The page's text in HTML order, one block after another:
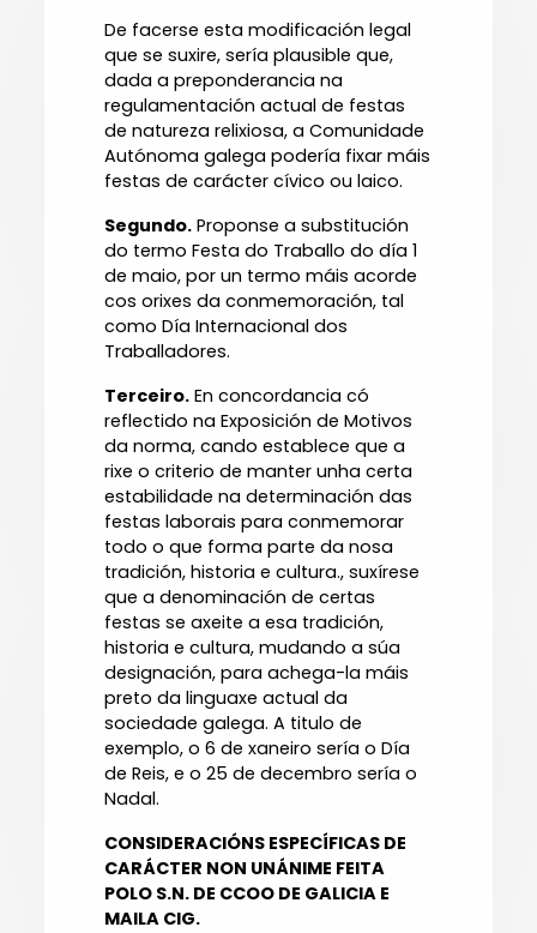
De facerse esta modificación legal
que se suxire, sería plausible que,
dada a preponderancia na
regulamentación actual de festas
de natureza relixiosa, a Comunidade
Autónoma galega podería fixar máis
festas de carácter cívico ou laico.
Segundo. Proponse a substitución
do termo Festa do Traballo do día 1
de maio, por un termo máis acorde
cos orixes da conmemoración, tal
como Día Internacional dos
Traballadores.
Terceiro. En concordancia có
reflectido na Exposición de Motivos
da norma, cando establece que a
rixe o criterio de manter unha certa
estabilidade na determinación das
festas laborais para conmemorar
todo o que forma parte da nosa
tradición, historia e cultura., suxírese
que a denominación de certas
festas se axeite a esa tradición,
historia e cultura, mudando a súa
designación, para achega-la máis
preto da linguaxe actual da
sociedade galega. A titulo de
exemplo, o 6 de xaneiro sería o Día
de Reis, e o 25 de decembro sería o
Nadal.
CONSIDERACIÓNS ESPECÍFICAS DE
CARÁCTER NON UNÁNIME FEITA
POLO S.N. DE CCOO DE GALICIA E
MAILA CIG.